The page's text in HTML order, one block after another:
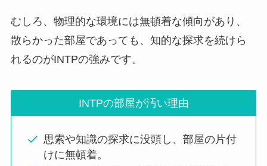
むしろ、物理的な環境には無頓着な傾向があり、
散らかった部屋であっても、知的な探求を続けら
れるのがINTPの強みです。
INTPの部屋が汚い理由
思索や知識の探求に没頭し、部屋の片付
けに無頓着。